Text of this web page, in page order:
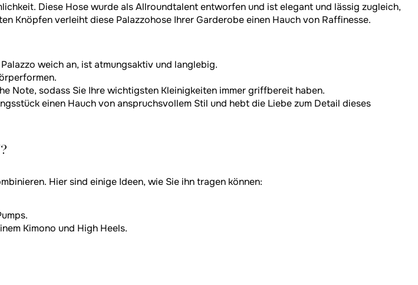
Diese Hose wurde als Allroundtalent entworfen und ist elegant und lässig zugleich,
Knöpfen verleiht diese Palazzohose Ihrer Garderobe einen Hauch von Raffinesse.
weich an, ist atmungsaktiv und langlebig.
Note, sodass Sie Ihre wichtigsten Kleinigkeiten immer griffbereit haben.
einen Hauch von anspruchsvollem Stil und hebt die Liebe zum Detail dieses
Hier sind einige Ideen, wie Sie ihn tragen können:
Kimono und High Heels.